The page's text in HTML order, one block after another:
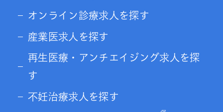
オンライン診療求人を探す
産業医求人を探す
再生医療・アンチエイジング求人を探
す
不妊治療求人を探す